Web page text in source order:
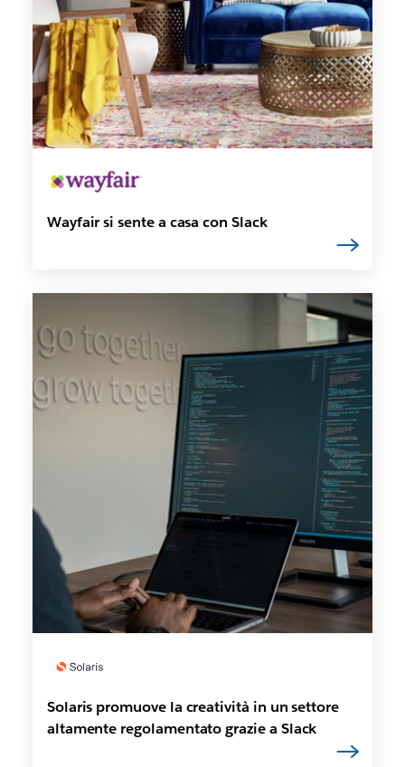
Wayfair si sente a casa con Slack
Solaris promuove la creatività in un settore
altamente regolamentato grazie a Slack